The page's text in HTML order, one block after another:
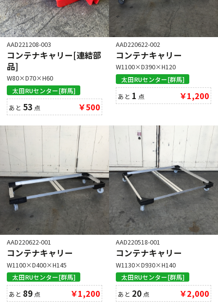
AAD221208-003
コンテナキャリー[連結部
品]
W80×D70×H60
太田RUセンター[群馬]
あと 53 点 ￥500
AAD220622-002
コンテナキャリー
W1100×D390×H120
太田RUセンター[群馬]
あと 1 点 ￥1,200
AAD220622-001
コンテナキャリー
W1100×D400×H145
太田RUセンター[群馬]
あと 89 点 ￥1,200
AAD220518-001
コンテナキャリー
W1130×D930×H140
太田RUセンター[群馬]
あと 20 点 ￥2,000